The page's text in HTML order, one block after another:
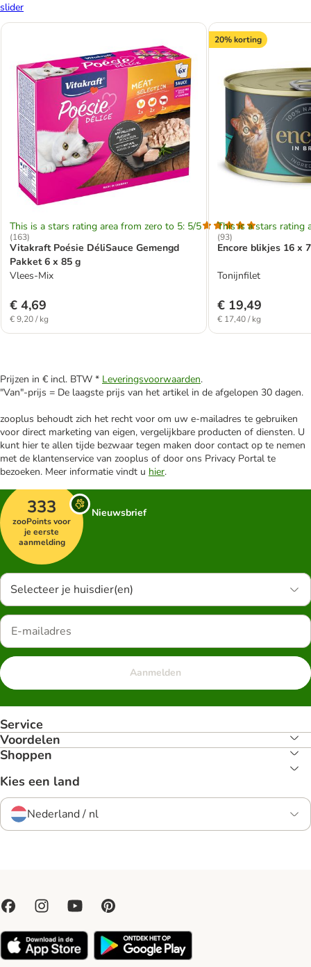
slider
This is a stars rating area from zero to 5: 5/5
(163)
Vitakraft Poésie DéliSauce Gemengd
Pakket 6 x 85 g
Vlees-Mix
€ 4,69
€ 9,20 / kg
20% korting
This is a stars rating
(93)
Encore blikjes 16 x
Tonijnfilet
€ 19,49
€ 17,40 / kg
Prijzen in € incl. BTW * Leveringsvoorwaarden.
"Van"-prijs = De laagste prijs van het artikel in de afgelopen 30 dagen.
zooplus behoudt zich het recht voor om uw e-mailadres te gebruiken
voor direct marketing van eigen, vergelijkbare producten of diensten. U
kunt hier te allen tijde bezwaar tegen maken door contact op te nemen
met de klantenservice van zooplus of door ons Privacy Portal te
bezoeken. Meer informatie vindt u hier.
333
zooPoints voor
je eerste
aanmelding
Nieuwsbrief
Selecteer je huisdier(en)
Aanmelden
Service
Voordelen
Shoppen
Kies een land
Nederland / nl